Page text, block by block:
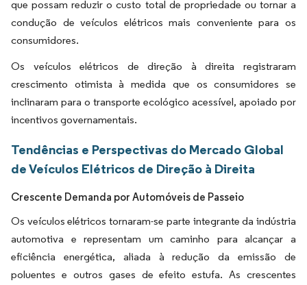
que possam reduzir o custo total de propriedade ou tornar a
condução de veículos elétricos mais conveniente para os
consumidores.
Os veículos elétricos de direção à direita registraram
crescimento otimista à medida que os consumidores se
inclinaram para o transporte ecológico acessível, apoiado por
incentivos governamentais.
Tendências e Perspectivas do Mercado Global
de Veículos Elétricos de Direção à Direita
Crescente Demanda por Automóveis de Passeio
Os veículos elétricos tornaram-se parte integrante da indústria
automotiva e representam um caminho para alcançar a
eficiência energética, aliada à redução da emissão de
poluentes e outros gases de efeito estufa. As crescentes